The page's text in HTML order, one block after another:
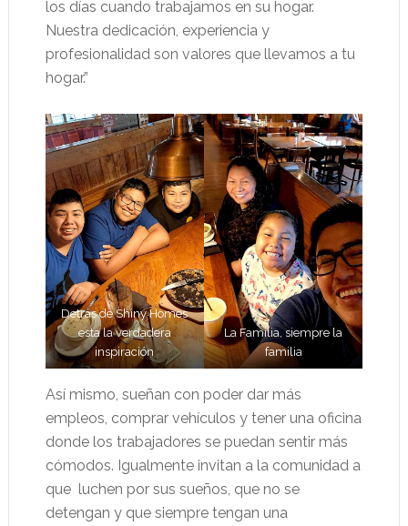
los días cuando trabajamos en su hogar.
Nuestra dedicación, experiencia y
profesionalidad son valores que llevamos a tu
hogar.”
Detrás de Shiny Homes
esta la verdadera
inspiración
La Familia, siempre la
familia
Así mismo, sueñan con poder dar más
empleos, comprar vehículos y tener una oficina
donde los trabajadores se puedan sentir más
cómodos. Igualmente invitan a la comunidad a
que luchen por sus sueños, que no se
detengan y que siempre tengan una